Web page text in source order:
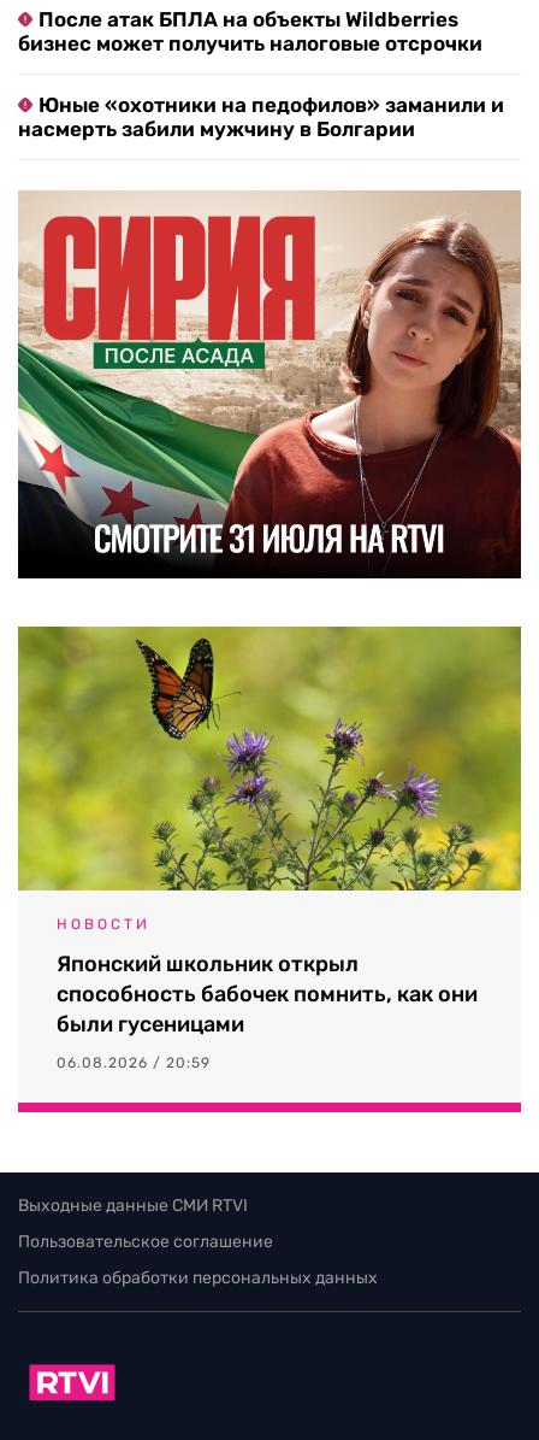
После атак БПЛА на объекты Wildberries
бизнес может получить налоговые отсрочки
Юные «охотники на педофилов» заманили и
насмерть забили мужчину в Болгарии
НОВОСТИ
Японский школьник открыл
способность бабочек помнить, как они
были гусеницами
06.08.2026 / 20:59
Выходные данные СМИ RTVI
Пользовательское соглашение
Политика обработки персональных данных